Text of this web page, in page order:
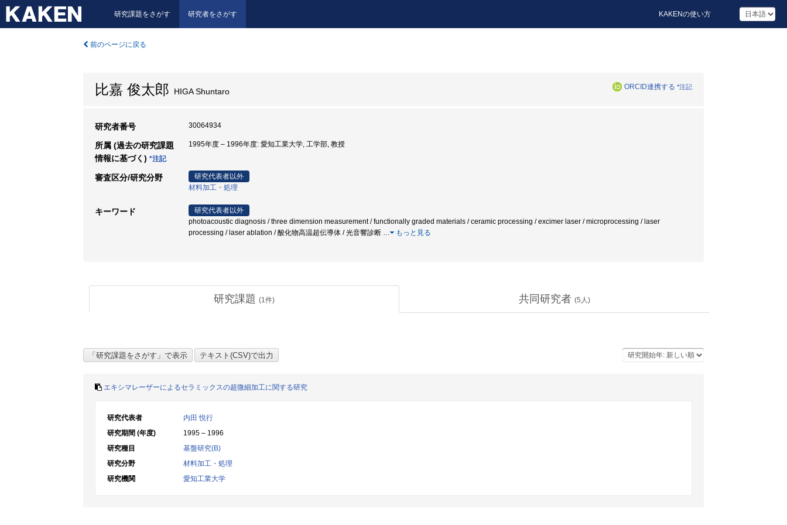
研究課題をさがす 研究者をさがす KAKENの使い方
前のページに戻る
比嘉 俊太郎 HIGA Shuntaro ORCID連携する *注記
研究者番号 30064934
所属 (過去の研究課題
情報に基づく) *注記
1995年度 – 1996年度: 愛知工業大学, 工学部, 教授
審査区分/研究分野
研究代表者以外
材料加工・処理
キーワード
研究代表者以外
photoacoustic diagnosis / three dimension measurement / functionally graded materials / ceramic processing / excimer laser / microprocessing / laser
processing / laser ablation / 酸化物高温超伝導体 / 光音響診断 … もっと見る
研究課題 (1件) 共同研究者 (5 人)
エキシマレーザーによるセラミックスの超微細加工に関する研究
研究代表者
内田 悦行
研究期間 (年度)
1995 – 1996
研究種目
基盤研究(B)
研究分野
材料加工・処理
研究機関
愛知工業大学